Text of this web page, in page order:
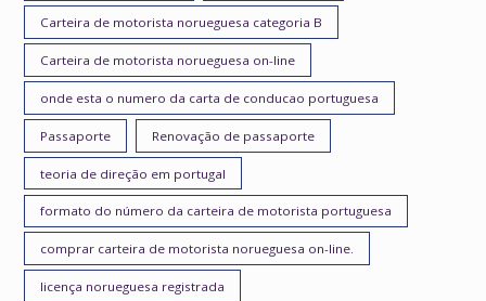
Carteira de motorista norueguesa categoria B
Carteira de motorista norueguesa on-line
onde esta o numero da carta de conducao portuguesa
Passaporte Renovação de passaporte
teoria de direção em portugal
formato do número da carteira de motorista portuguesa
comprar carteira de motorista norueguesa on-line.
licença norueguesa registrada